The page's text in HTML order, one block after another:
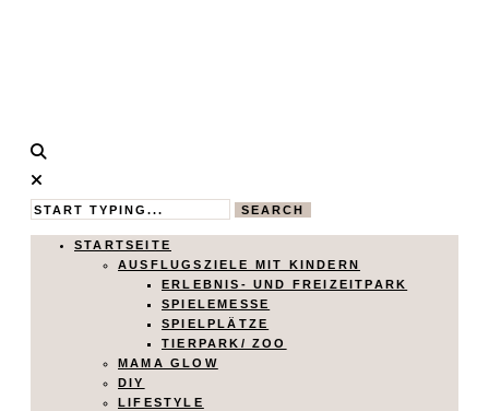
Calistas
Traum
MAMABLOG
SEARCH
STARTSEITE
AUSFLUGSZIELE MIT KINDERN
ERLEBNIS- UND FREIZEITPARK
SPIELEMESSE
SPIELPLÄTZE
TIERPARK/ ZOO
MAMA GLOW
DIY
LIFESTYLE